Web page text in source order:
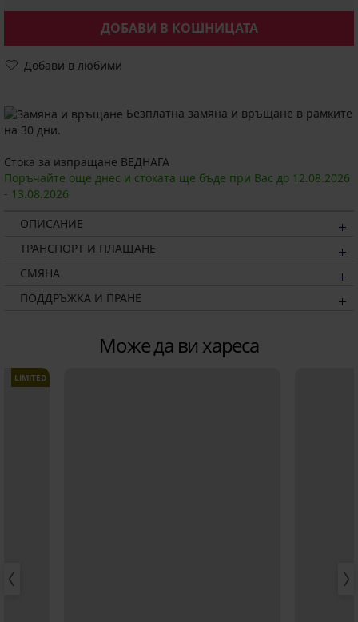
ДОБАВИ В КОШНИЦАТА
Добави в любими
Безплатна замяна и връщане в рамките
на 30 дни.
Стока за изпращане ВЕДНАГА
Поръчайте още днес и стоката ще бъде при Вас до 12.08.2026
- 13.08.2026
ОПИСАНИЕ
ТРАНСПОРТ И ПЛАЩАНЕ
СМЯНА
ПОДДРЪЖКА И ПРАНЕ
Може да ви хареса
LIMITED